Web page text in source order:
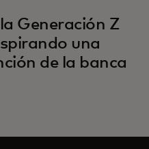
Generación Z
una
de la banca